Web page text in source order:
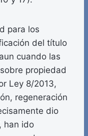
para los
del título
cuando las
propiedad
Ley 8/2013,
regeneración
dio
han ido